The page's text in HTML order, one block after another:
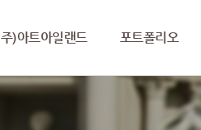
주)아트아일랜드 포트폴리오